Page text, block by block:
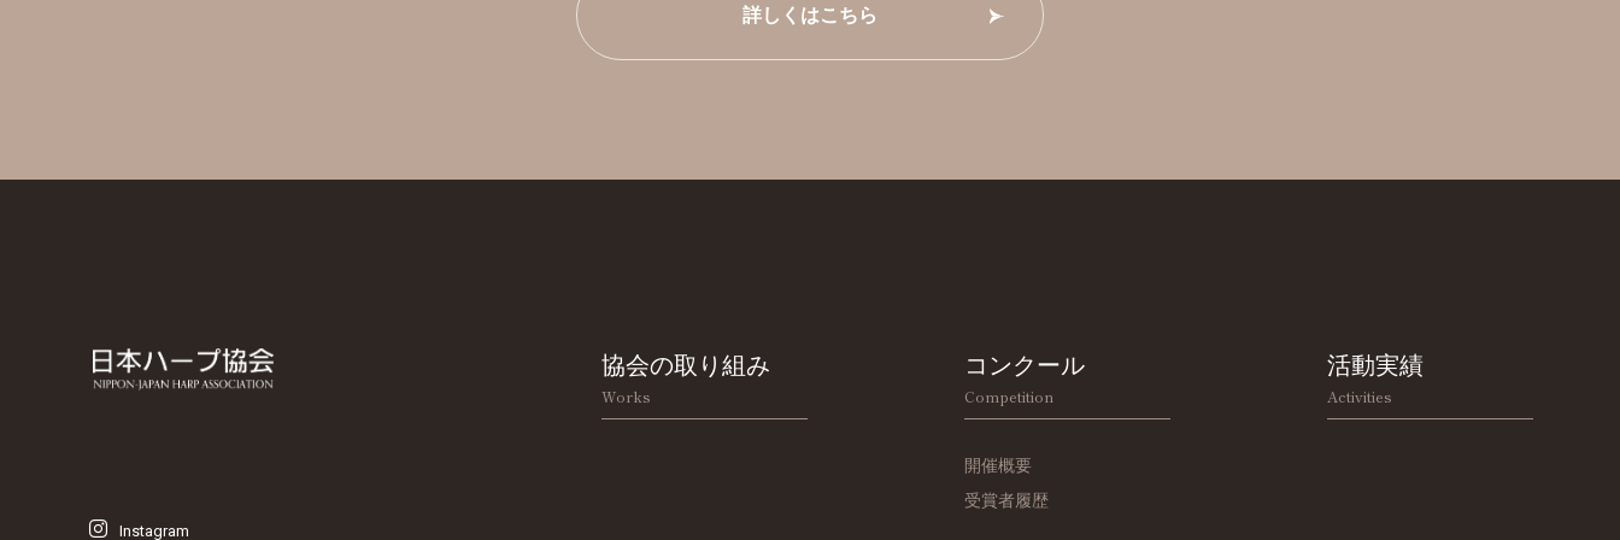
詳しくはこちら
Instagram
協会の取り組み
Works
コンクール
Competition
開催概要
受賞者履歴
活動実績
Activities